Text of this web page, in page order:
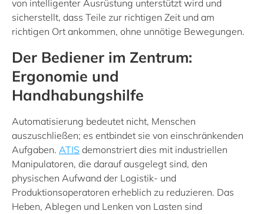
von intelligenter Ausrüstung unterstützt wird und
sicherstellt, dass Teile zur richtigen Zeit und am
richtigen Ort ankommen, ohne unnötige Bewegungen.
Der Bediener im Zentrum:
Ergonomie und
Handhabungshilfe
Automatisierung bedeutet nicht, Menschen
auszuschließen; es entbindet sie von einschränkenden
Aufgaben. ATIS demonstriert dies mit industriellen
Manipulatoren, die darauf ausgelegt sind, den
physischen Aufwand der Logistik- und
Produktionsoperatoren erheblich zu reduzieren. Das
Heben, Ablegen und Lenken von Lasten sind